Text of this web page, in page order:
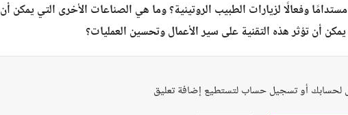
وفعالًا لزيارات الطبيب الروتينية؟ وما هي الصناعات الأخرى التي يمكن أن
أن تؤثر هذه التقنية على سير الأعمال وتحسين العمليات؟
لحسابك أو تسجيل حساب لتستطيع إضافة تعليق